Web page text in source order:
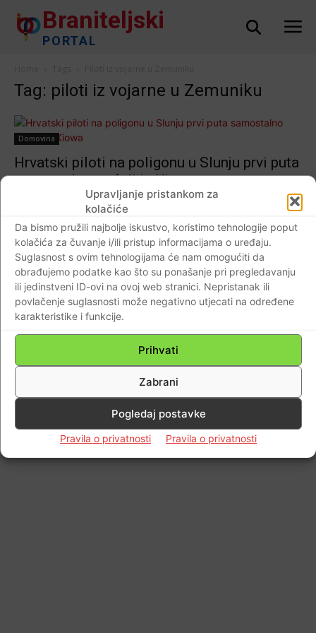
Upravljanje pristankom za
kolačiće
Da bismo pružili najbolje iskustvo, koristimo tehnologije poput
kolačića za čuvanje i/ili pristup informacijama o uređaju.
Suglasnost s ovim tehnologijama će nam omogućiti da
obrađujemo podatke kao što su ponašanje pri pregledavanju
ili jedinstveni ID-ovi na ovoj web stranici. Nepristanak ili
povlačenje suglasnosti može negativno utjecati na određene
karakteristike i funkcije.
Prihvati
Zabrani
Pogledaj postavke
Pravila o privatnosti Pravila o privatnosti
Braniteljski
PORTAL
Tag: piloti iz vojarne u Zemuniku
Domovina
Hrvatski piloti na poligonu u Slunju prvi puta
samostalno gađali iz Kiowa
Braniteljski portal - 18.09.2017 4
Impressum Kontaktirajte nas Pravila o privatnosti
© Newspaper WordPress Theme by TagDiv